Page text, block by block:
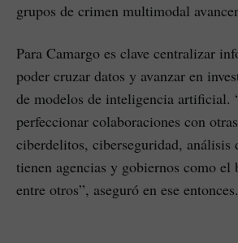
grupos de crimen multimodal
Para Camargo es clave centralizar
poder cruzar datos y avanzar en
de modelos de inteligencia artificial.
perfeccionar colaboraciones con
ciberdelitos, ciberseguridad, análisis
tienen agencias y gobiernos como
entre otros”, aseguró en ese entonces.